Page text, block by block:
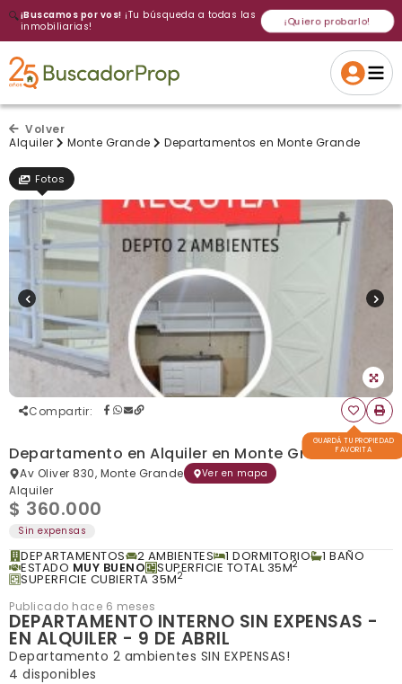
🔍¡Buscamos por vos! ¡Tu búsqueda a todas las
inmobiliarias!
¡Quiero probarlo!
Cancelar Si, eliminar
Gracias
Volver a intentar
Volver
Alquiler
Monte Grande Departamentos en Monte Grande
Fotos
Compartir:
GUARDÁ TU PROPIEDAD
FAVORITA
Departamento en Alquiler en Monte Grande
Av Oliver 830, Monte Grande Ver en mapa
Alquiler
$ 360.000
Sin expensas
DEPARTAMENTOS 2 AMBIENTES 1 DORMITORIO 1 BAÑO
ESTADO MUY BUENO SUPERFICIE TOTAL 35M2
SUPERFICIE CUBIERTA 35M2
Publicado hace 6 meses
DEPARTAMENTO INTERNO SIN EXPENSAS -
EN ALQUILER - 9 DE ABRIL
Departamento 2 ambientes SIN EXPENSAS!
4 disponibles